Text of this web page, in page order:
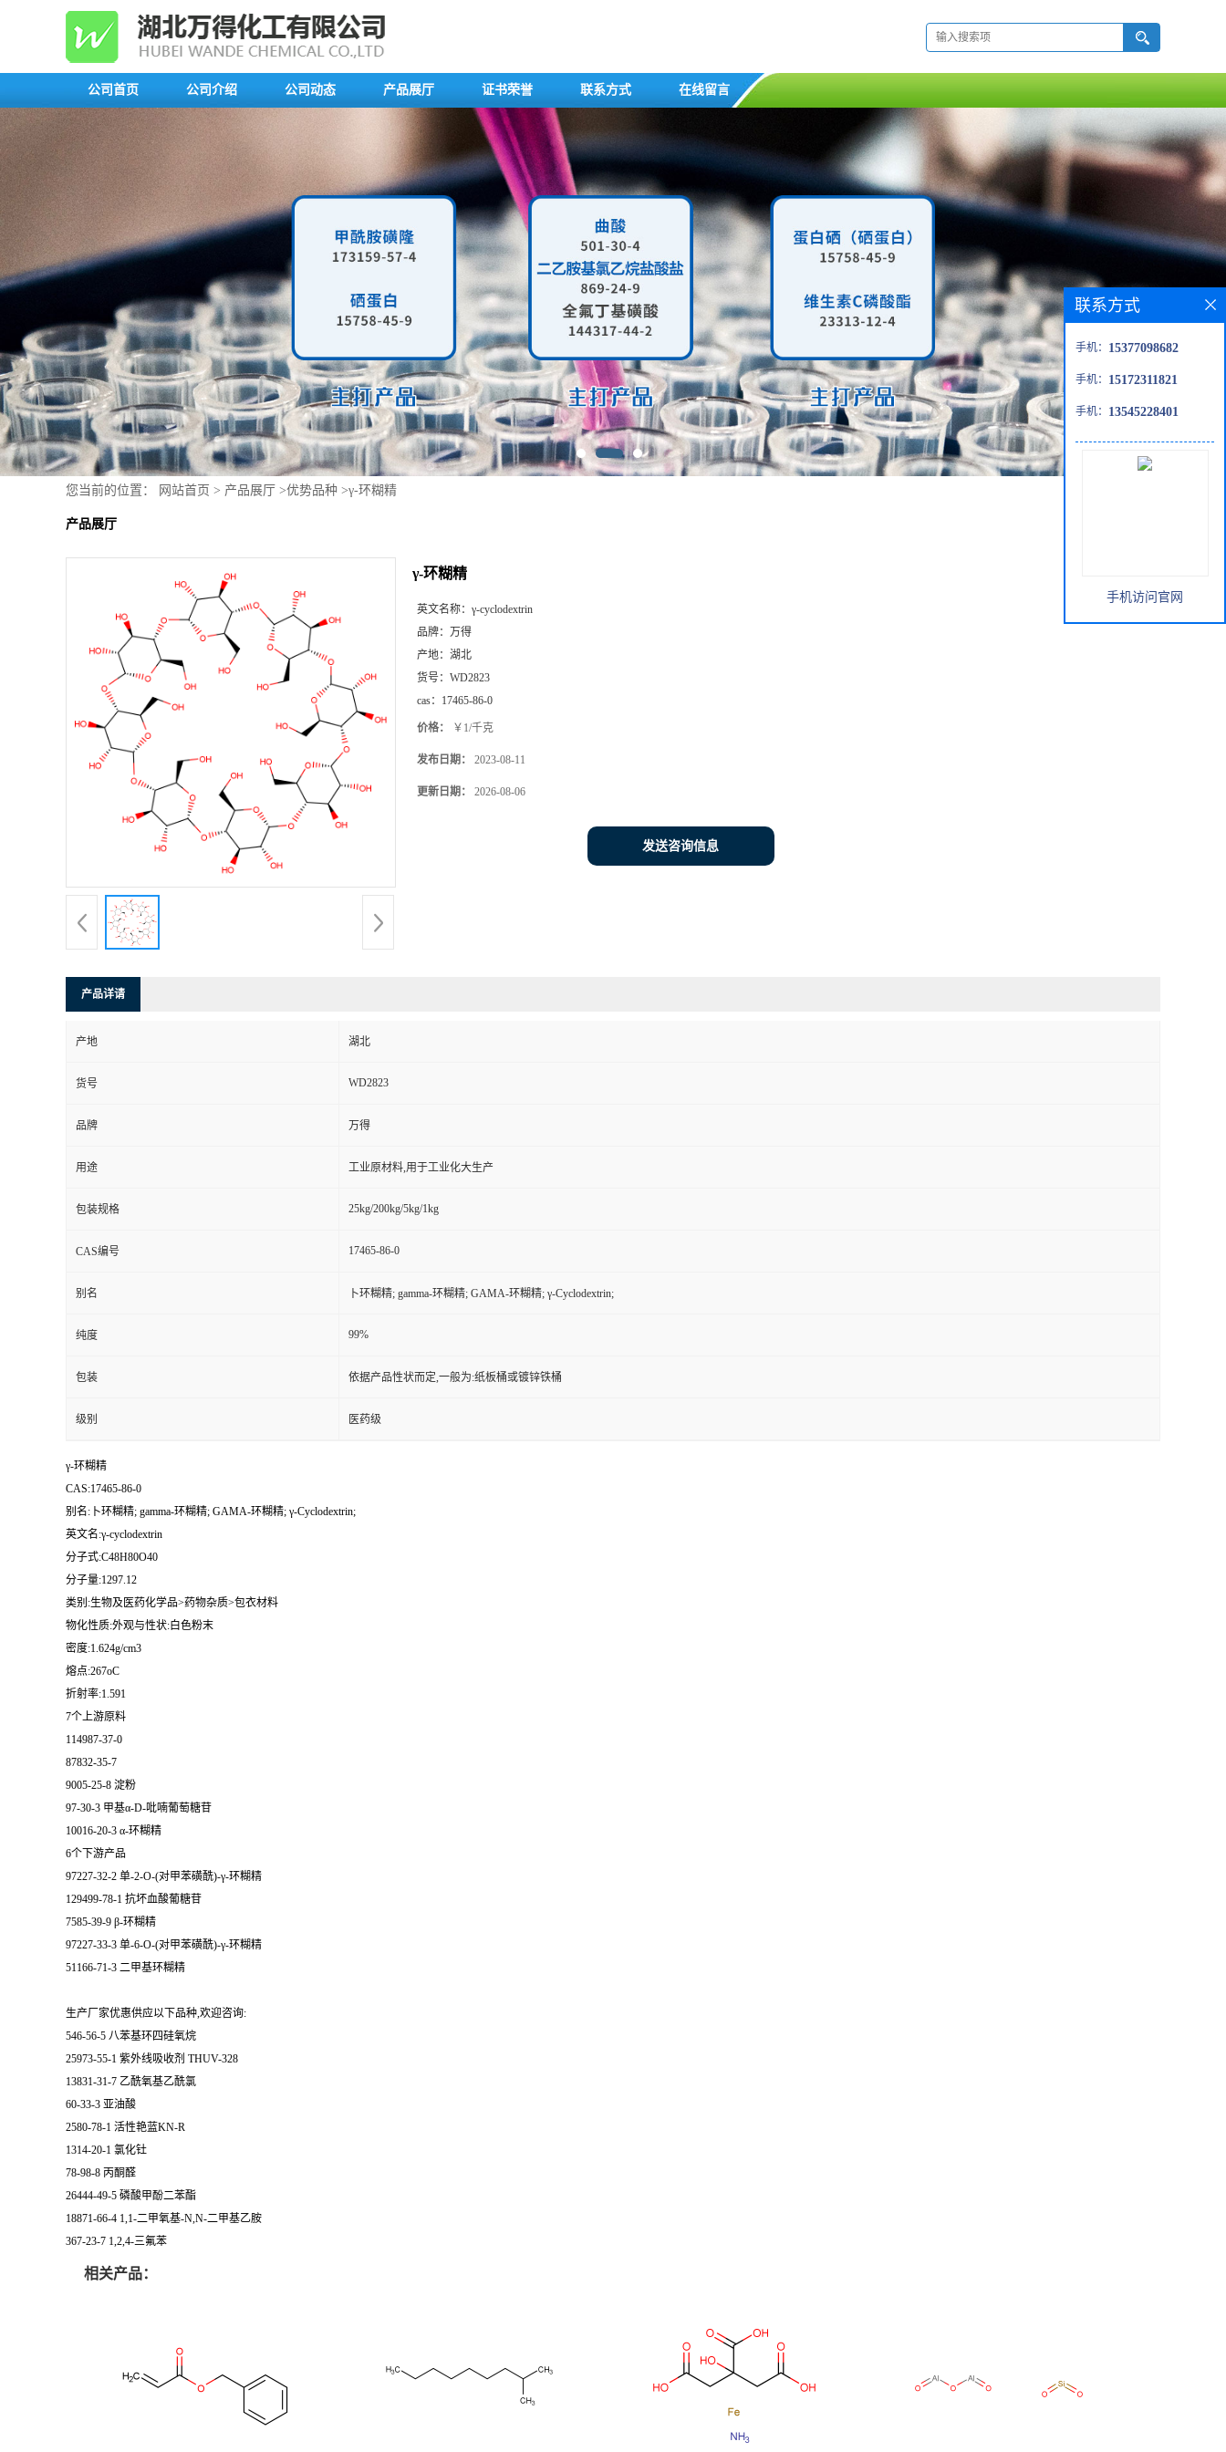
公司首页 公司介绍 公司动态 产品展厅 证书荣誉 联系方式 在线留言
您当前的位置： 网站首页 > 产品展厅 >优势品种 >γ-环糊精
产品展厅
γ-环糊精
英文名称： γ-cyclodextrin
品牌： 万得
产地： 湖北
货号： WD2823
cas： 17465-86-0
价格： ￥1/千克
发布日期： 2023-08-11
更新日期： 2026-08-06
发送咨询信息
产品详请
产地 湖北
货号 WD2823
品牌 万得
用途 工业原材料,用于工业化大生产
包装规格 25kg/200kg/5kg/1kg
CAS编号 17465-86-0
别名 卜环糊精; gamma-环糊精; GAMA-环糊精; γ-Cyclodextrin;
纯度 99%
包装 依据产品性状而定,一般为:纸板桶或镀锌铁桶
级别 医药级
γ-环糊精
CAS:17465-86-0
别名:卜环糊精; gamma-环糊精; GAMA-环糊精; γ-Cyclodextrin;
英文名:γ-cyclodextrin
分子式:C48H80O40
分子量:1297.12
类别:生物及医药化学品>药物杂质>包衣材料
物化性质:外观与性状:白色粉末
密度:1.624g/cm3
熔点:267oC
折射率:1.591
7个上游原料
114987-37-0
87832-35-7
9005-25-8 淀粉
97-30-3 甲基α-D-吡喃葡萄糖苷
10016-20-3 α-环糊精
6个下游产品
97227-32-2 单-2-O-(对甲苯磺酰)-γ-环糊精
129499-78-1 抗坏血酸葡糖苷
7585-39-9 β-环糊精
97227-33-3 单-6-O-(对甲苯磺酰)-γ-环糊精
51166-71-3 二甲基环糊精
生产厂家优惠供应以下品种,欢迎咨询:
546-56-5 八苯基环四硅氧烷
25973-55-1 紫外线吸收剂 THUV-328
13831-31-7 乙酰氧基乙酰氯
60-33-3 亚油酸
2580-78-1 活性艳蓝KN-R
1314-20-1 氯化钍
78-98-8 丙酮醛
26444-49-5 磷酸甲酚二苯酯
18871-66-4 1,1-二甲氧基-N,N-二甲基乙胺
367-23-7 1,2,4-三氟苯
相关产品：
联系方式
手机： 15377098682
手机： 15172311821
手机： 13545228401
手机访问官网